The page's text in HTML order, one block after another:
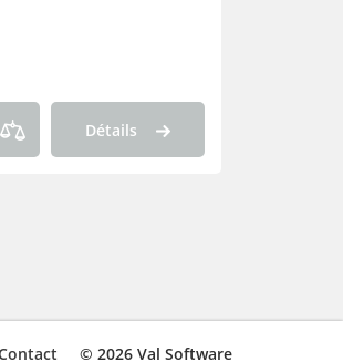
Détails
© 2026 Val Software